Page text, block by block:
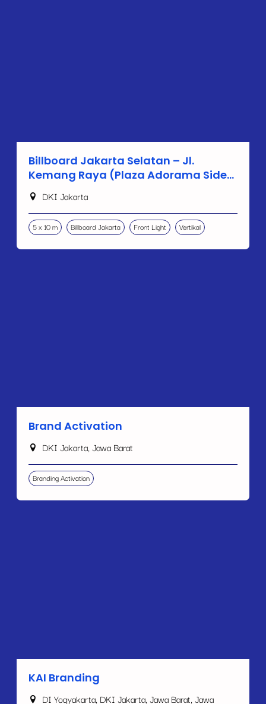
Billboard Jakarta Selatan – Jl.
Kemang Raya (Plaza Adorama Side
B) DKI Jakarta
5 x 10 m Billboard Jakarta Front Light Vertikal
Brand Activation
DKI Jakarta, Jawa Barat
Branding Activation
KAI Branding
DI Yogyakarta, DKI Jakarta, Jawa Barat, Jawa